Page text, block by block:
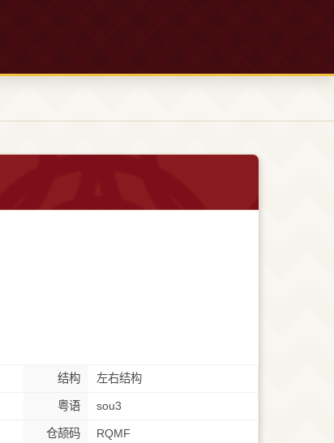
结构 左右结构
粤语 sou3
仓颉码 RQMF